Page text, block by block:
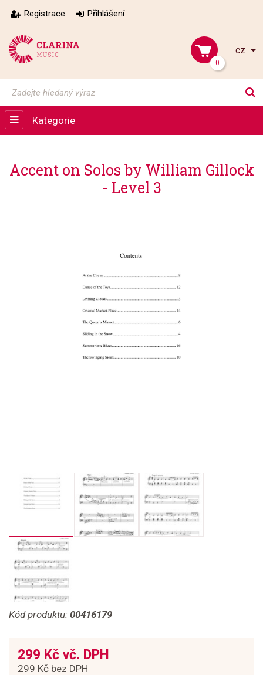
Registrace Přihlášení
0
cz
Kategorie
Accent on Solos by William Gillock
- Level 3
Kód produktu: 00416179
299 Kč vč. DPH
299 Kč bez DPH